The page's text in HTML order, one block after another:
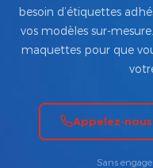
besoin d’étiquettes
vos modèles sur-
maquettes pour que
Appelez-nous
Sans